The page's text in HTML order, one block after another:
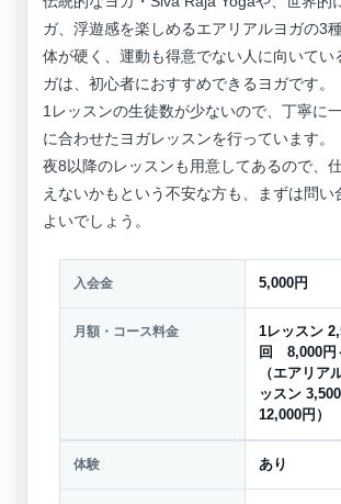
ガ、浮遊感を楽しめるエアリアルヨガの3種
体が硬く、運動も得意でない人に向いてい
ガは、初心者におすすめできるヨガです。
1レッスンの生徒数が少ないので、丁寧に
に合わせたヨガレッスンを行っています。
夜8以降のレッスンも用意してあるので、
えないかもという不安な方も、まずは問い
よいでしょう。
入会金 5,000円
月額・コース料金
1レッスン
回 8,000円
（エアリ
ッスン
12,000円）
体験 あり